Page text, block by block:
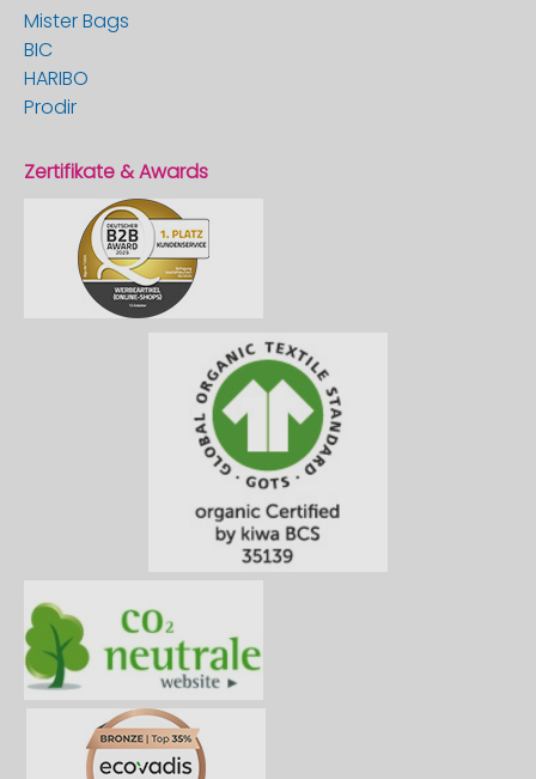
Mister Bags
BIC
HARIBO
Prodir
Zertifikate & Awards